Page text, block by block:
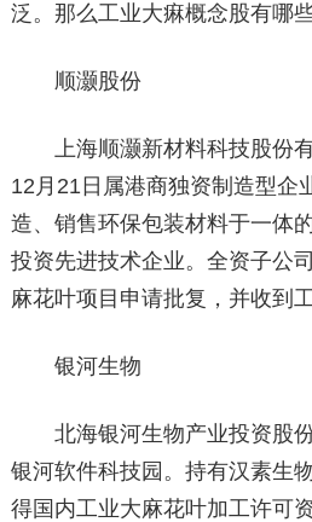
泛。那么工业大痳概念股有哪
顺灏股份
上海顺灏新材料科技股份有
12月21日属港商独资制造型企
造、销售环保包装材料于一体
投资先进技术企业。全资子公
麻花叶项目申请批复，并收到
银河生物
北海银河生物产业投资股份
银河软件科技园。持有汉素生
得国内工业大麻花叶加工许可